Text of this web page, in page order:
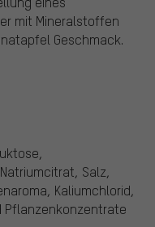
mit Mineralstoffen
Geschmack.
Salz,
Kaliumchlorid,
Pflanzenkonzentrate